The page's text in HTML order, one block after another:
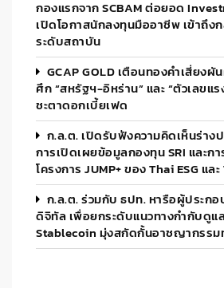
กองแรกจาก SCBAM ต่อยอด
เปิดโอกาสนักลงทุนมืออาชีพ เข้าถึง
ระดับสถาบัน
GCAP GOLD เตือนทองคำเสี่ยงผั
ศึก “สหรัฐฯ-อิหร่าน” และ “ตัวเลขแ
ชะตาดอกเบี้ยเฟด
ก.ล.ต. เปิดรับฟังความคิดเห็นร่าง
การเปิดเผยข้อมูลกองทุน SRI และก
โครงการ JUMP+ ของ Thai ESG แล
ก.ล.ต. ร่วมกับ ธปท. หารือผู้ประก
ดิจิทัล เพื่อยกระดับแนวทางกำกับดูแ
Stablecoin มุ่งสกัดกั้นอาชญากรรม